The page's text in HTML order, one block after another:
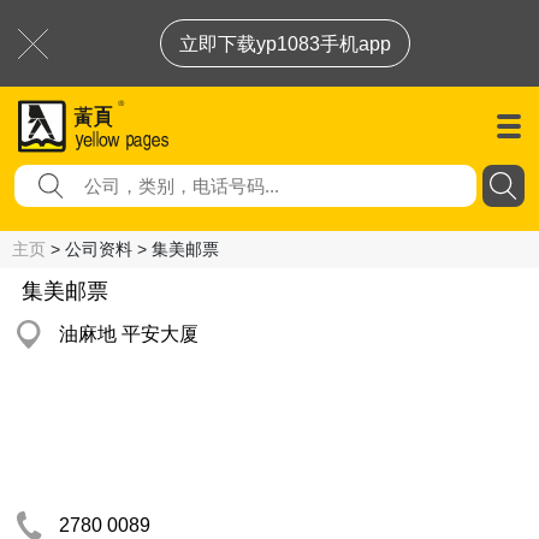
立即下载yp1083手机app
主页 > 公司资料 > 集美邮票
集美邮票
油麻地 平安大厦
2780 0089